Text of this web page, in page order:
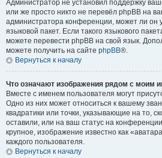
Администратор не установил поддержку
или же просто никто не перевёл phpBB на
администратора конференции, может ли он
языковой пакет. Если такого языкового
можете перевести phpBB на свой язык.
можете получить на сайте phpBB®.
Вернуться к началу
Что означают изображения рядом с моим
Вместе с именем пользователя могут
Одно из них может относиться к вашему
квадратики или точки, указывающие на то,
оставили, или на ваш статус на
крупное, изображение известно как
каждого пользователя.
Вернуться к началу